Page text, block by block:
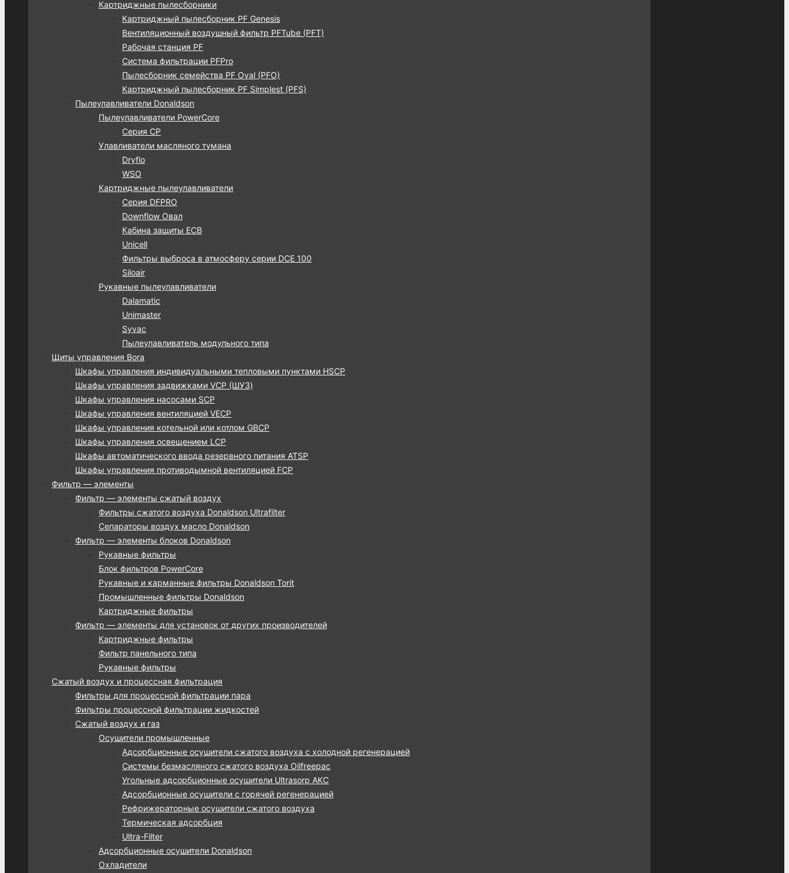
Картриджные пылесборники
Картриджный пылесборник PF Genesis
Вентиляционный воздушный фильтр PFTube (PFT)
Рабочая станция PF
Система фильтрации PFPro
Пылесборник семейства PF Oval (PFO)
Картриджный пылесборник PF Simplest (PFS)
Пылеулавливатели Donaldson
Пылеулавливатели PowerCore
Серия CP
Улавливатели масляного тумана
Dryflo
WSO
Картриджные пылеулавливатели
Серия DFPRO
Downflow Овал
Кабина защиты ECB
Unicell
Фильтры выброса в атмосферу серии DCE 100
Siloair
Рукавные пылеулавливатели
Dalamatic
Unimaster
Syvac
Пылеулавливатель модульного типа
Щиты управления Bora
Шкафы управления индивидуальными тепловыми пунктами HSCP
Шкафы управления задвижками VCP (ШУЗ)
Шкафы управления насосами SCP
Шкафы управления вентиляцией VECP
Шкафы управления котельной или котлом GBCP
Шкафы управления освещением LCP
Шкафы автоматического ввода резервного питания ATSP
Шкафы управления противодымной вентиляцией FCP
Фильтр — элементы
Фильтр — элементы сжатый воздух
Фильтры сжатого воздуха Donaldson Ultrafilter
Сепараторы воздух масло Donaldson
Фильтр — элементы блоков Donaldson
Рукавные фильтры
Блок фильтров PowerCore
Рукавные и карманные фильтры Donaldson Torit
Промышленные фильтры Donaldson
Картриджные фильтры
Фильтр — элементы для установок от других производителей
Картриджные фильтры
Фильтр панельного типа
Рукавные фильтры
Сжатый воздух и процессная фильтрация
Фильтры для процессной фильтрации пара
Фильтры процессной фильтрации жидкостей
Сжатый воздух и газ
Осушители промышленные
Адсорбционные осушители сжатого воздуха с холодной регенерацией
Системы безмасляного сжатого воздуха Oilfreepac
Угольные адсорбционные осушители Ultrasorp AKC
Адсорбционные осушители с горячей регенерацией
Рефрижераторные осушители сжатого воздуха
Термическая адсорбция
Ultra-Filter
Адсорбционные осушители Donaldson
Охладители